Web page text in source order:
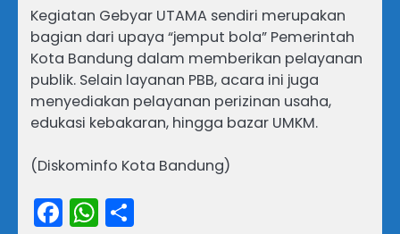
Kegiatan Gebyar UTAMA sendiri merupakan
bagian dari upaya “jemput bola” Pemerintah
Kota Bandung dalam memberikan pelayanan
publik. Selain layanan PBB, acara ini juga
menyediakan pelayanan perizinan usaha,
edukasi kebakaran, hingga bazar UMKM.
(Diskominfo Kota Bandung)
Facebook
WhatsApp